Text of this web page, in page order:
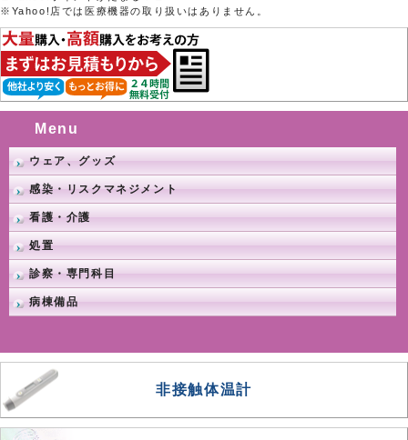
※Yahoo!店では医療機器の取り扱いはありません。
Menu
ウェア、グッズ
感染・リスクマネジメント
看護・介護
処置
診察・専門科目
病棟備品
非接触体温計